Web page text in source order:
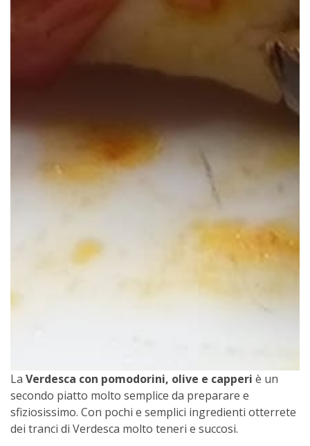
La Verdesca con pomodorini, olive e capperi è un
secondo piatto molto semplice da preparare e
sfiziosissimo. Con pochi e semplici ingredienti otterrete
dei tranci di Verdesca molto teneri e succosi.